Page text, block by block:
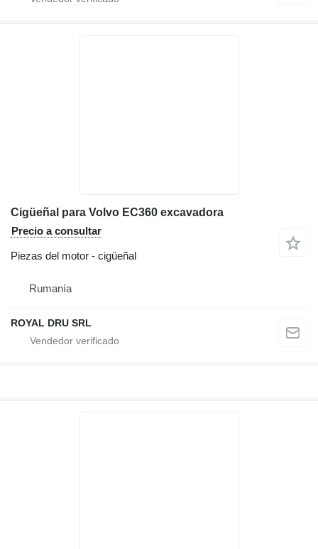
Cigüeñal para Volvo EC360 excavadora
Precio a consultar
Piezas del motor - cigüeñal
Rumanía
ROYAL DRU SRL